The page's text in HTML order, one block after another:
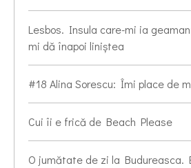
Lesbos. Insula care-mi ia
mi dă înapoi liniștea
#18 Alina Sorescu: Îmi place de
Cui îi e frică de Beach Please
O jumătate de zi la Budureasca.